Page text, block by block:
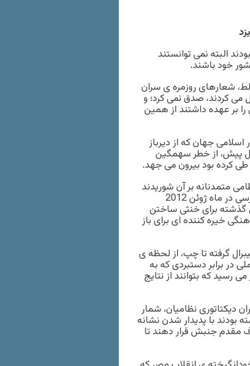
البته نمی توانستند
خود باشند.
شعارهای روزمره ی سران
می کردند، صدق نمی کرد؛ و
بر عهده داشتند از همین
جهان که از دیرباز
پیش، از خطر سهمگین
طی کرده بود بیرون می جهد.
نظامی متمدنانه بر آن شوریدند
اما در برابر تعرض سیاسی منظم اخوان المسلمین و انتخاب محمد مُرسی در ماه ژوئن 2012
برای خنثی ساختن
خیره کننده ای برای باز
گرفته تا چپ، از لحظه ی
در برابر دستبردی که به
رسید که بتوانند از نتایج
دیکتاتوری نظامیان، شمار
بودند با پدیدار شدن نشانه
مقدم جنبش قرار دهند تا